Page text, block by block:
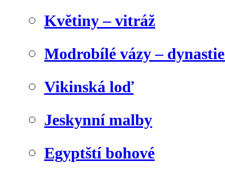
Květiny – vitráž
Modrobílé vázy –
Vikinská loď
Jeskynní malby
Egyptští bohové